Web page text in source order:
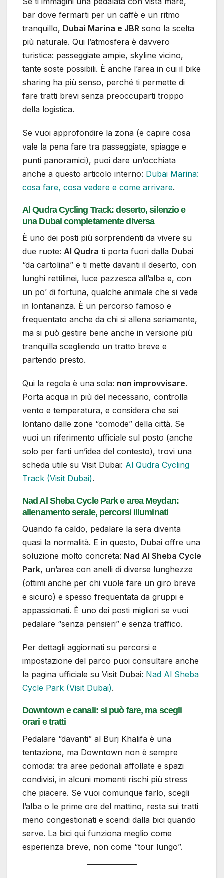
bar dove fermarti per un caffè e un ritmo
tranquillo, Dubai Marina e JBR sono la scelta
più naturale. Qui l’atmosfera è davvero
turistica: passeggiate ampie, skyline vicino,
tante soste possibili. È anche l’area in cui il bike
sharing ha più senso, perché ti permette di
fare tratti brevi senza preoccuparti troppo
della logistica.
Se vuoi approfondire la zona (e capire cosa
vale la pena fare tra passeggiate, spiagge e
punti panoramici), puoi dare un’occhiata
anche a questo articolo interno: Dubai Marina:
cosa fare, cosa vedere e come arrivare.
Al Qudra Cycling Track: deserto, silenzio e
una Dubai completamente diversa
È uno dei posti più sorprendenti da vivere su
due ruote: Al Qudra ti porta fuori dalla Dubai
“da cartolina” e ti mette davanti il deserto, con
lunghi rettilinei, luce pazzesca all’alba e, con
un po’ di fortuna, qualche animale che si vede
in lontananza. È un percorso famoso e
frequentato anche da chi si allena seriamente,
ma si può gestire bene anche in versione più
tranquilla scegliendo un tratto breve e
partendo presto.
Qui la regola è una sola: non improvvisare.
Porta acqua in più del necessario, controlla
vento e temperatura, e considera che sei
lontano dalle zone “comode” della città. Se
vuoi un riferimento ufficiale sul posto (anche
solo per farti un’idea del contesto), trovi una
scheda utile su Visit Dubai: Al Qudra Cycling
Track (Visit Dubai).
Nad Al Sheba Cycle Park e area Meydan:
allenamento serale, percorsi illuminati
Quando fa caldo, pedalare la sera diventa
quasi la normalità. E in questo, Dubai offre una
soluzione molto concreta: Nad Al Sheba Cycle
Park, un’area con anelli di diverse lunghezze
(ottimi anche per chi vuole fare un giro breve
e sicuro) e spesso frequentata da gruppi e
appassionati. È uno dei posti migliori se vuoi
pedalare “senza pensieri” e senza traffico.
Per dettagli aggiornati su percorsi e
impostazione del parco puoi consultare anche
la pagina ufficiale su Visit Dubai: Nad Al Sheba
Cycle Park (Visit Dubai).
Downtown e canali: si può fare, ma scegli
orari e tratti
Pedalare “davanti” al Burj Khalifa è una
tentazione, ma Downtown non è sempre
comoda: tra aree pedonali affollate e spazi
condivisi, in alcuni momenti rischi più stress
che piacere. Se vuoi comunque farlo, scegli
l’alba o le prime ore del mattino, resta sui tratti
meno congestionati e scendi dalla bici quando
serve. La bici qui funziona meglio come
esperienza breve, non come “tour lungo”.